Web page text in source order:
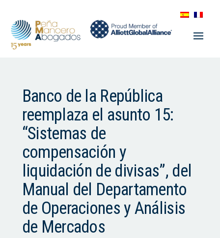
Banco de la República
reemplaza el asunto 15:
“Sistemas de
compensación y
liquidación de divisas”, del
Manual del Departamento
de Operaciones y Análisis
de Mercados